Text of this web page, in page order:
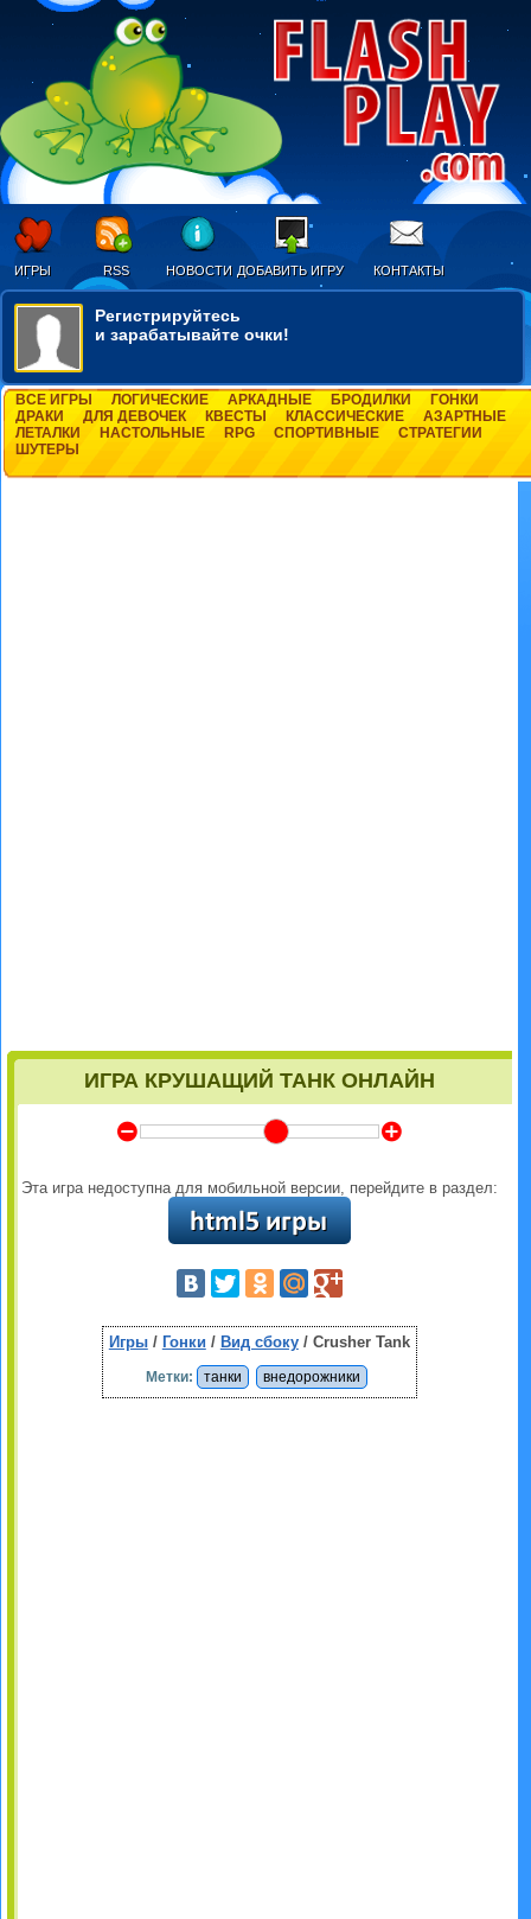
ИГРЫ RSS НОВОСТИ ДОБАВИТЬ ИГРУ КОНТАКТЫ
Регистрируйтесь
и зарабатывайте очки!
ВСЕ ИГРЫ ЛОГИЧЕСКИЕ АРКАДНЫЕ БРОДИЛКИ
ГОНКИ
ДРАКИ
ДЛЯ ДЕВОЧЕК КВЕСТЫ КЛАССИЧЕСКИЕ
АЗАРТНЫЕ
ЛЕТАЛКИ
НАСТОЛЬНЫЕ RPG СПОРТИВНЫЕ
СТРАТЕГИИ
ШУТЕРЫ
ИГРА КРУШАЩИЙ ТАНК ОНЛАЙН
Y Z
Эта игра недоступна для мобильной версии, перейдите в раздел:
Игры/ Гонки / Вид сбоку/ Crusher Tank
Метки: танки внедорожники